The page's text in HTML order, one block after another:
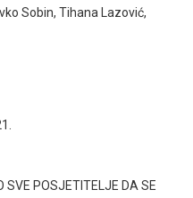
Sobin, Tihana Lazović,
POSJETITELJE DA SE